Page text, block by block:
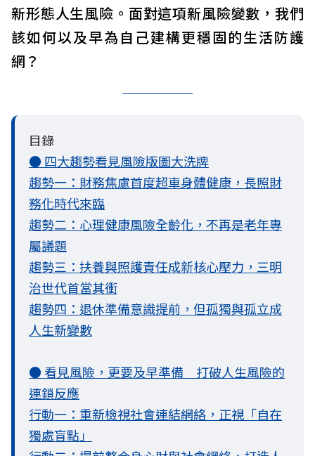
新形態人生風險。面對這項新風險變數，我們
該如何以及早為自己建構更穩固的生活防護
網？
目錄
● 四大趨勢看見風險版圖大洗牌
趨勢一：財務焦慮首度超車身體健康，長照財
務化時代來臨
趨勢二：心理健康風險全齡化，不再是老年專
屬議題
趨勢三：扶養與照護責任成新核心壓力，三明
治世代首當其衝
趨勢四：退休準備意識提前，但孤獨與孤立成
人生新變數
● 看見風險，更要及早準備 打破人生風險的
連鎖反應
行動一：重新檢視社會連結網絡，正視「自在
獨處盲點」